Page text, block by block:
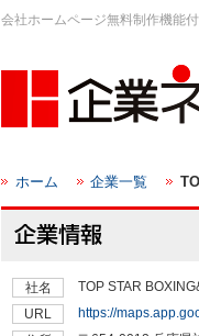
会社ホームページ無料制作機能
ホーム 企業一覧
社名
TOP STAR
URL
https://